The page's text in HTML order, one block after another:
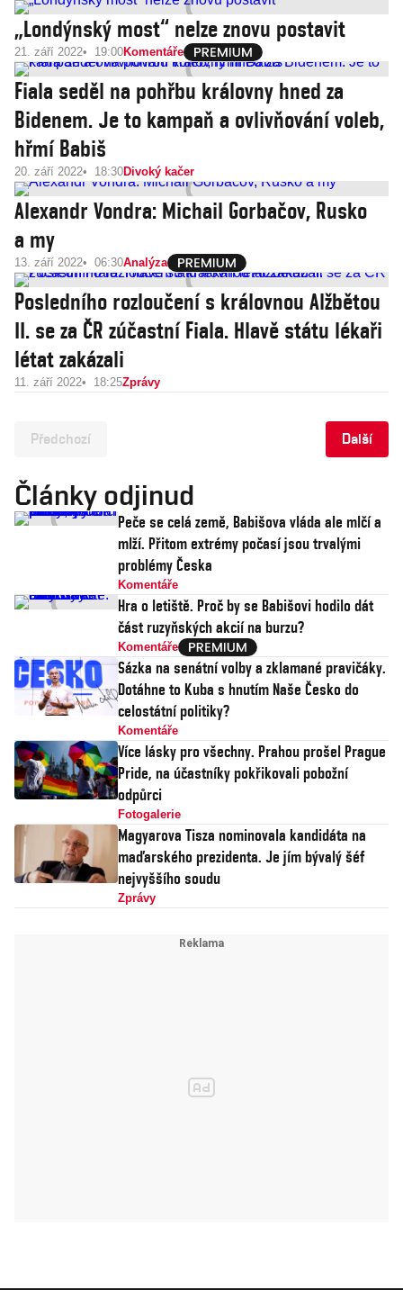
„Londýnský most“ nelze znovu postavit
21. září 2022 19:00Komentáře
Fiala seděl na pohřbu královny hned za
Bidenem. Je to kampaň a ovlivňování voleb,
hřmí Babiš
20. září 2022 18:30Divoký kačer
Alexandr Vondra: Michail Gorbačov, Rusko
a my
13. září 2022 06:30Analýza
Posledního rozloučení s královnou Alžbětou
II. se za ČR zúčastní Fiala. Hlavě státu lékaři
létat zakázali
11. září 2022 18:25Zprávy
Předchozí Další
Články odjinud
Peče se celá země, Babišova vláda ale mlčí a
mlží. Přitom extrémy počasí jsou trvalými
problémy Česka
Komentáře
Hra o letiště. Proč by se Babišovi hodilo dát
část ruzyňských akcií na burzu?
Komentáře
Sázka na senátní volby a zklamané pravičáky.
Dotáhne to Kuba s hnutím Naše Česko do
celostátní politiky?
Komentáře
Více lásky pro všechny. Prahou prošel Prague
Pride, na účastníky pokřikovali pobožní
odpůrci
Fotogalerie
Magyarova Tisza nominovala kandidáta na
maďarského prezidenta. Je jím bývalý šéf
nejvyššího soudu
Zprávy